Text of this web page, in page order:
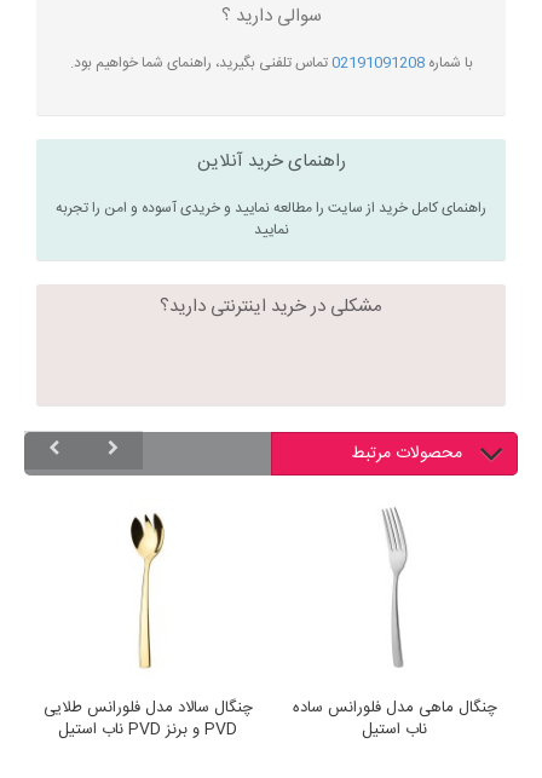
سوالی دارید ؟
با شماره02191091208تماس تلفنی بگیرید، راهنمای شما خواهیم بود.
راهنمای خرید آنلاین
راهنمای کامل خرید از سایت را مطالعه نمایید و خریدی آسوده و امن را تجربه
نمایید
مشکلی در خرید اینترنتی دارید؟
محصولات مرتبط
چنگال سالاد مدل فلورانس طلایی
PVD و برنز PVD ناب استیل
چنگال ماهی مدل فلورانس ساده
ناب استیل